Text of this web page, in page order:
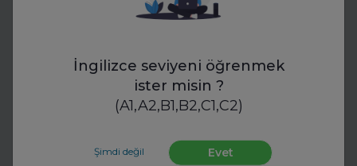
İngilizce seviyeni öğrenmek
ister misin ?
(A1,A2,B1,B2,C1,C2)
Şimdi değil Evet
objektif değerlendirme ve standartlaşmayı mümkün
Daha fazla oku